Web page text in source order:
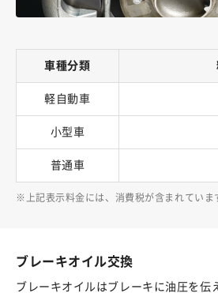
車種分類
軽自動車
小型車
普通車
上記表示料金には、消費税が含まれていま
ブレーキオイル交換
ブレーキオイルはブレーキに油圧を伝